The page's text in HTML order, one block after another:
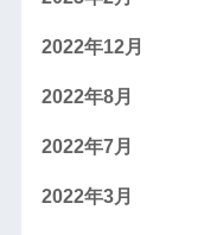
2022年12月
2022年8月
2022年7月
2022年3月